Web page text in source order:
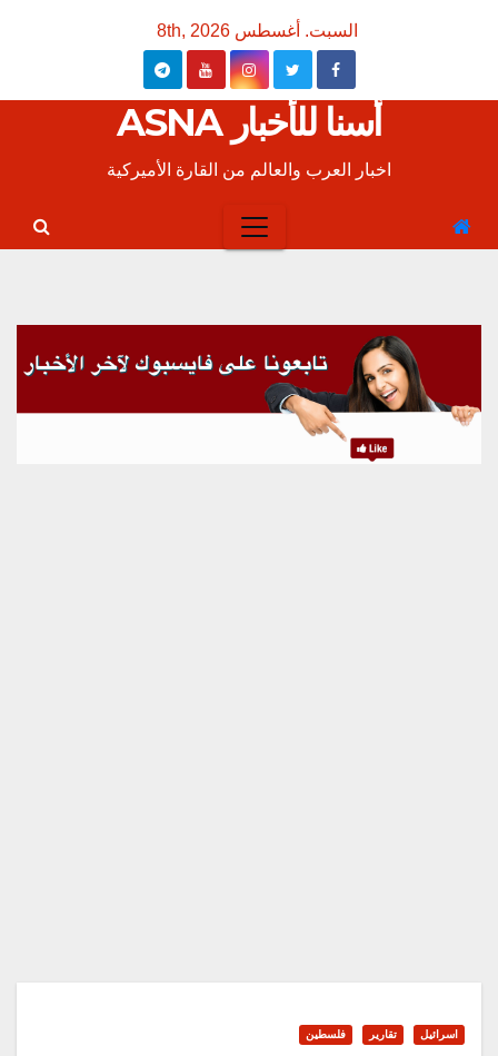
السبت. أغسطس 8th, 2026
أسنا للأخبار ASNA
اخبار العرب والعالم من القارة الأميركية
اسرائيل تقارير فلسطين